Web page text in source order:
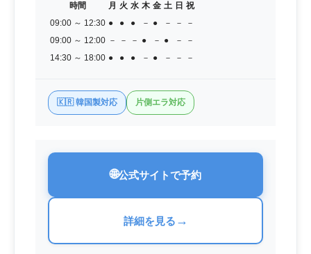
時間 月 火 水 木 金 土 日 祝
09:00 ～ 12:30 ● ● ● － ● － －
－
09:00 ～ 12:00 － － － ● － ● －
－
14:30 ～ 18:00 ● ● ● － ● － － －
🇰🇷 韓国製対応 片側エラ対応
🌐公式サイトで予約
詳細を見る →